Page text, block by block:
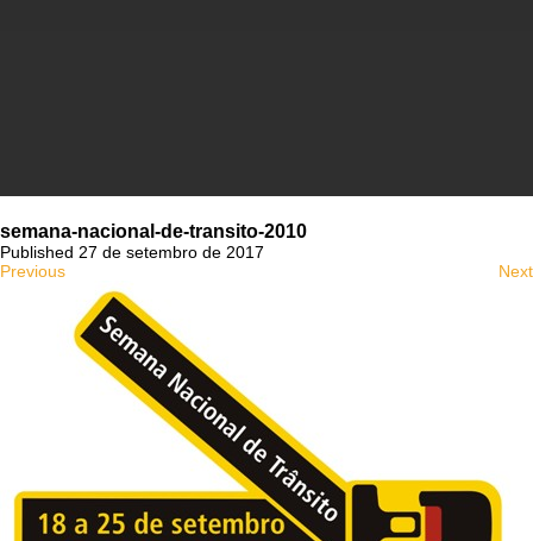
semana-nacional-de-transito-2010
Published 27 de setembro de 2017
Previous
Next